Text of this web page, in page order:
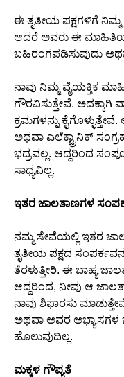
ಈ ತೃತೀಯ ಪಕ್ಷಗಳಿಗೆ
ಆದರೆ ಅವರು ಈ
ಬಹಿರಂಗಪಡಿಸುವುದು
ನಾವು ನಿಮ್ಮ ವೈಯಕ್ತಿಕ
ಗೌರವಿಸುತ್ತೇವೆ. ಅದಕ್ಕಾಗಿ
ಕ್ರಮಗಳನ್ನು
ಅಥವಾ ಎಲೆಕ್ಟ್ರಾನಿಕ್
ಭದ್ರವಲ್ಲ. ಆದ್ದರಿಂದ
ಸಾಧ್ಯವಿಲ್ಲ.
ಇತರ ಜಾಲತಾಣಗಳ
ನಮ್ಮ ಸೇವೆಯಲ್ಲಿ ಇತರ
ತೃತೀಯ ಪಕ್ಷದ
ತೆರಳುತ್ತೀರಿ. ಈ ಬಾಹ್ಯ
ಆದ್ದರಿಂದ, ನೀವು ಆ
ನಾವು ಶಿಫಾರಸು
ಅಥವಾ ಅವರ ಅಭ್ಯಾಸಗಳ
ಹೊಲುವುದಿಲ್ಲ.
ಮಕ್ಕಳ ಗೌಪ್ಯತೆ